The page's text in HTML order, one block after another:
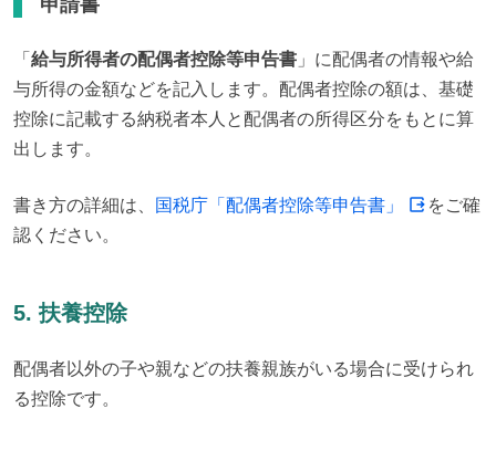
申請書
「 給与所得者の配偶者控除等申告書 」に配偶者の情報や給
与所得の金額などを記入します。配偶者控除の額は、基礎
控除に記載する納税者本人と配偶者の所得区分をもとに算
出します。
書き方の詳細は、 国税庁「配偶者控除等申告書」
をご確
認ください。
5. 扶養控除
配偶者以外の子や親などの扶養親族がいる場合に受けられ
る控除です。